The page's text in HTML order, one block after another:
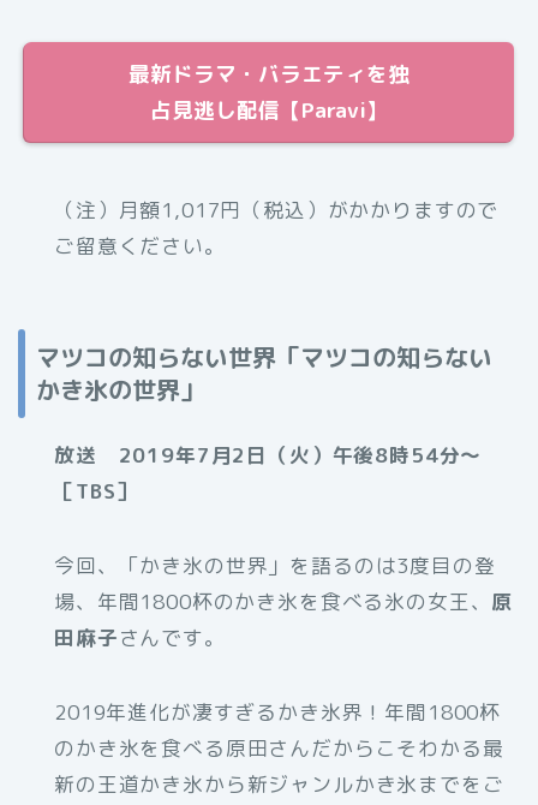
最新ドラマ・バラエティを独
占見逃し配信【Paravi】
（注）月額1,017円（税込）がかかりますので
ご留意ください。
マツコの知らない世界「マツコの知らない
かき氷の世界」
放送 2019年7月2日（火）午後8時54分～
［TBS］
今回、「かき氷の世界」を語るのは3度目の登
場、年間1800杯のかき氷を食べる氷の女王、 原
田麻子さんです。
2019年進化が凄すぎるかき氷界！年間1800杯
のかき氷を食べる原田さんだからこそわかる最
新の王道かき氷から新ジャンルかき氷までをご